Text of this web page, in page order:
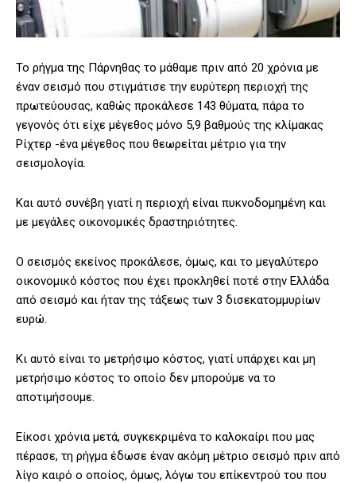
Το ρήγμα της Πάρνηθας το μάθαμε πριν από 20 χρόνια με
έναν σεισμό που στιγμάτισε την ευρύτερη περιοχή της
πρωτεύουσας, καθώς προκάλεσε 143 θύματα, πάρα το
γεγονός ότι είχε μέγεθος μόνο 5,9 βαθμούς της κλίμακας
Ρίχτερ -ένα μέγεθος που θεωρείται μέτριο για την
σεισμολογία.
Και αυτό συνέβη γιατί η περιοχή είναι πυκνοδομημένη και
με μεγάλες οικονομικές δραστηριότητες.
Ο σεισμός εκείνος προκάλεσε, όμως, και το μεγαλύτερο
οικονομικό κόστος που έχει προκληθεί ποτέ στην Ελλάδα
από σεισμό και ήταν της τάξεως των 3 δισεκατομμυρίων
ευρώ.
Κι αυτό είναι το μετρήσιμο κόστος, γιατί υπάρχει και μη
μετρήσιμο κόστος το οποίο δεν μπορούμε να το
αποτιμήσουμε.
Είκοσι χρόνια μετά, συγκεκριμένα το καλοκαίρι που μας
πέρασε, τη ρήγμα έδωσε έναν ακόμη μέτριο σεισμό πριν από
λίγο καιρό ο οποίος, όμως, λόγω του επίκεντρού του που